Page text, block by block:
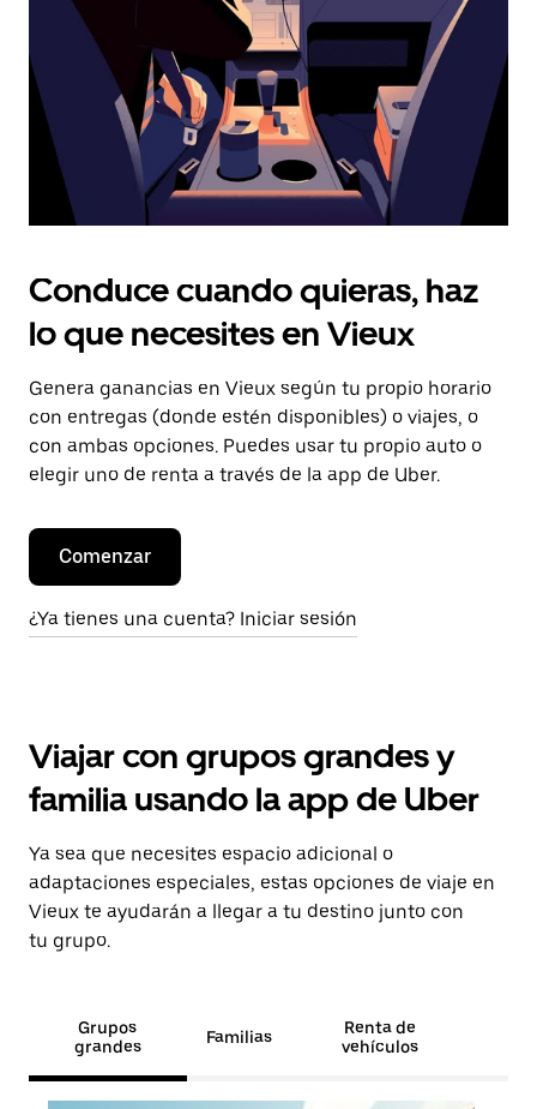
calendario.
Conduce cuando quieras, haz
lo que necesites en Vieux
Genera ganancias en Vieux según tu propio horario
con entregas (donde estén disponibles) o viajes, o
con ambas opciones. Puedes usar tu propio auto o
elegir uno de renta a través de la app de Uber.
Comenzar
¿Ya tienes una cuenta? Iniciar sesión
Viajar con grupos grandes y
familia usando la app de Uber
Ya sea que necesites espacio adicional o
adaptaciones especiales, estas opciones de viaje en
Vieux te ayudarán a llegar a tu destino junto con
tu grupo.
Grupos
grandes
Familias
Renta de
vehículos